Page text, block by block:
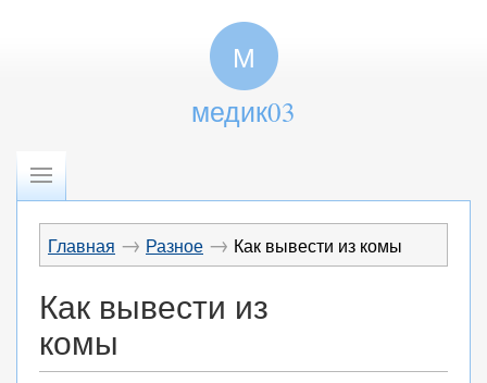
М
медик03
Главная → Разное → Как вывести из комы
Как вывести из
комы